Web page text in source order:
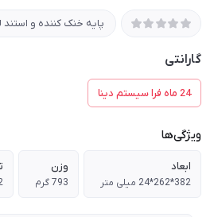
پایه خنک کننده و استند
گارانتی
24 ماه فرا سیستم دینا
ویژگی‌ها
ابعاد
382*262*24 میلی متر
وزن
793 گرم 2